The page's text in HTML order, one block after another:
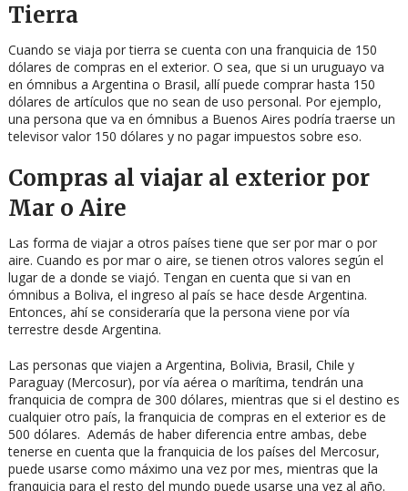
Tierra
Cuando se viaja por tierra se cuenta con una franquicia de 150
dólares de compras en el exterior. O sea, que si un uruguayo va
en ómnibus a Argentina o Brasil, allí puede comprar hasta 150
dólares de artículos que no sean de uso personal. Por ejemplo,
una persona que va en ómnibus a Buenos Aires podría traerse un
televisor valor 150 dólares y no pagar impuestos sobre eso.
Compras al viajar al exterior por
Mar o Aire
Las forma de viajar a otros países tiene que ser por mar o por
aire. Cuando es por mar o aire, se tienen otros valores según el
lugar de a donde se viajó. Tengan en cuenta que si van en
ómnibus a Boliva, el ingreso al país se hace desde Argentina.
Entonces, ahí se consideraría que la persona viene por vía
terrestre desde Argentina.
Las personas que viajen a Argentina, Bolivia, Brasil, Chile y
Paraguay (Mercosur), por vía aérea o marítima, tendrán una
franquicia de compra de 300 dólares, mientras que si el destino es
cualquier otro país, la franquicia de compras en el exterior es de
500 dólares. Además de haber diferencia entre ambas, debe
tenerse en cuenta que la franquicia de los países del Mercosur,
puede usarse como máximo una vez por mes, mientras que la
franquicia para el resto del mundo puede usarse una vez al año.